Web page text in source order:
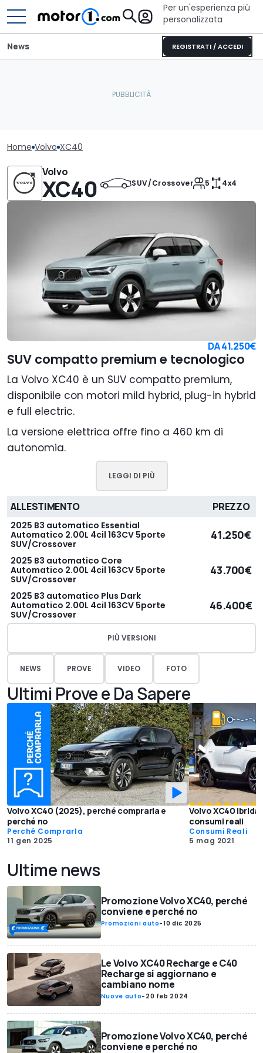
Per un'esperienza più
personalizzata
REGISTRATI / ACCEDI
News
Home Volvo XC40
Volvo
XC40 SUV/Crossover 5 4x4
DA41.250€
SUV compatto premium e tecnologico
La Volvo XC40 è un SUV compatto premium,
disponibile con motori mild hybrid, plug-in hybrid
e full electric.
La versione elettrica offre fino a 460 km di
autonomia.
LEGGI DI PIÙ
ALLESTIMENTO PREZZO
2025 B3 automatico Essential
Automatico 2.00L 4cil 163CV 5porte
SUV/Crossover
41.250€
2025 B3 automatico Core
Automatico 2.00L 4cil 163CV 5porte
SUV/Crossover
43.700€
2025 B3 automatico Plus Dark
Automatico 2.00L 4cil 163CV 5porte
SUV/Crossover
46.400€
PIÙ VERSIONI
NEWS PROVE VIDEO FOTO
Ultimi Prove e Da Sapere
Volvo XC40 (2025), perché comprarla e
perché no
Perché Comprarla
11 gen 2025
Volvo XC40
consumi reali
Consumi Reali
5 mag 2021
Ultime news
Promozione Volvo XC40, perché
conviene e perché no
Promozioni auto-10 dic 2025
Le Volvo XC40 Recharge e C40
Recharge si aggiornano e
cambiano nome
Nuove auto- 20 feb 2024
Promozione Volvo XC40, perché
conviene e perché no